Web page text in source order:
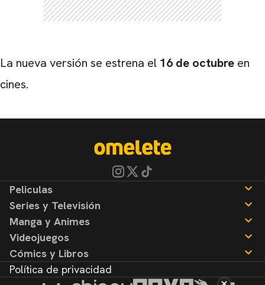
La nueva versión se estrena el 16 de octubre en
cines.
Peliculas
Reseñas
Series y Televisión
Noticias
Reseñas
Manga y Animes
Noticias
Reseñas
Videojuegos
Noticias
Reseñas
Cómics y Libros
Noticias
Política de privacidad